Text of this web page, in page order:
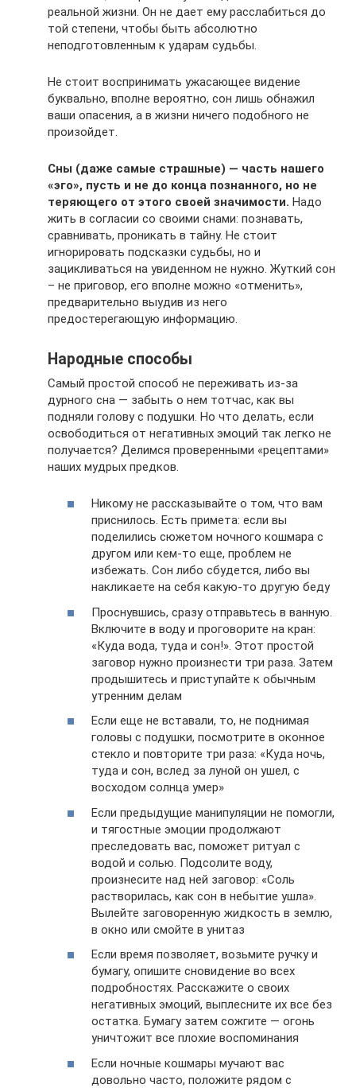
реальной жизни. Он не дает ему расслабиться до
той степени, чтобы быть абсолютно
неподготовленным к ударам судьбы.
Не стоит воспринимать ужасающее видение
буквально, вполне вероятно, сон лишь обнажил
ваши опасения, а в жизни ничего подобного не
произойдет.
Сны (даже самые страшные) — часть нашего
«эго», пусть и не до конца познанного, но не
теряющего от этого своей значимости. Надо
жить в согласии со своими снами: познавать,
сравнивать, проникать в тайну. Не стоит
игнорировать подсказки судьбы, но и
зацикливаться на увиденном не нужно. Жуткий сон
– не приговор, его вполне можно «отменить»,
предварительно выудив из него
предостерегающую информацию.
Народные способы
Самый простой способ не переживать из-за
дурного сна — забыть о нем тотчас, как вы
подняли голову с подушки. Но что делать, если
освободиться от негативных эмоций так легко не
получается? Делимся проверенными «рецептами»
наших мудрых предков.
Никому не рассказывайте о том, что вам
приснилось. Есть примета: если вы
поделились сюжетом ночного кошмара с
другом или кем-то еще, проблем не
избежать. Сон либо сбудется, либо вы
накликаете на себя какую-то другую беду
Проснувшись, сразу отправьтесь в ванную.
Включите в воду и проговорите на кран:
«Куда вода, туда и сон!». Этот простой
заговор нужно произнести три раза. Затем
продышитесь и приступайте к обычным
утренним делам
Если еще не вставали, то, не поднимая
головы с подушки, посмотрите в оконное
стекло и повторите три раза: «Куда ночь,
туда и сон, вслед за луной он ушел, с
восходом солнца умер»
Если предыдущие манипуляции не помогли,
и тягостные эмоции продолжают
преследовать вас, поможет ритуал с
водой и солью. Подсолите воду,
произнесите над ней заговор: «Соль
растворилась, как сон в небытие ушла».
Вылейте заговоренную жидкость в землю,
в окно или смойте в унитаз
Если время позволяет, возьмите ручку и
бумагу, опишите сновидение во всех
подробностях. Расскажите о своих
негативных эмоций, выплесните их все без
остатка. Бумагу затем сожгите — огонь
уничтожит все плохие воспоминания
Если ночные кошмары мучают вас
довольно часто, положите рядом с